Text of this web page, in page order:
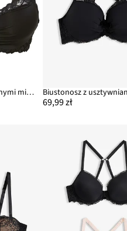
Biustonosz z usztywnianymi miseczkami z poliamidu z recyklingu
69,99 zł